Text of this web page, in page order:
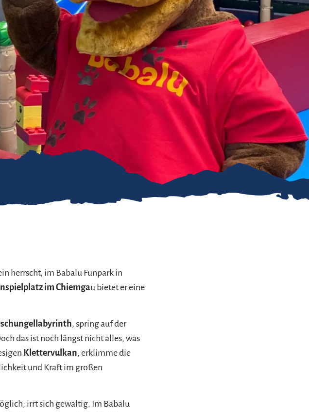
herrscht, im Babalu Funpark in
im Chiemgau bietet er eine
, spring auf der
das ist noch längst nicht alles, was
Klettervulkan, erklimme die
und Kraft im großen
irrt sich gewaltig. Im Babalu